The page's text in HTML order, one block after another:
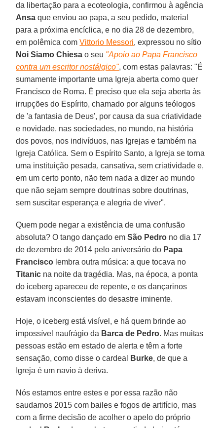
da libertação para a ecoteologia, confirmou à agência
Ansa que enviou ao papa, a seu pedido, material
para a próxima encíclica, e no dia 28 de dezembro,
em polêmica comVittorio Messori, expressou no sítio
Noi Siamo Chiesa o seu "Apoio ao Papa Francisco
contra um escritor nostálgico", com estas palavras: "É
sumamente importante uma Igreja aberta como quer
Francisco de Roma. É preciso que ela seja aberta às
irrupções do Espírito, chamado por alguns teólogos
de 'a fantasia de Deus', por causa da sua criatividade
e novidade, nas sociedades, no mundo, na história
dos povos, nos indivíduos, nas Igrejas e também na
Igreja Católica. Sem o Espírito Santo, a Igreja se torna
uma instituição pesada, cansativa, sem criatividade e,
em um certo ponto, não tem nada a dizer ao mundo
que não sejam sempre doutrinas sobre doutrinas,
sem suscitar esperança e alegria de viver".
Quem pode negar a existência de uma confusão
absoluta? O tango dançado emSão Pedro no dia 17
de dezembro de 2014 pelo aniversário do Papa
Francisco lembra outra música: a que tocava no
Titanic na noite da tragédia. Mas, na época, a ponta
do iceberg apareceu de repente, e os dançarinos
estavam inconscientes do desastre iminente.
Hoje, o iceberg está visível, e há quem brinde ao
impossível naufrágio da Barca de Pedro. Mas muitas
pessoas estão em estado de alerta e têm a forte
sensação, como disse o cardeal
Burke, de que a
Igreja é um navio à deriva.
Nós estamos entre estes e por essa razão não
saudamos 2015 com bailes e fogos de artifício, mas
com a firme decisão de acolher o apelo do próprio